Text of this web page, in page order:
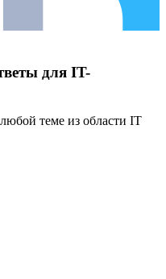
для IT-
теме из области IT